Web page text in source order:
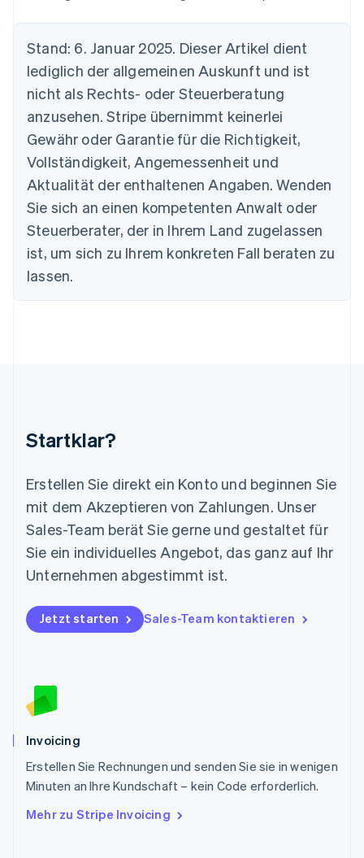
Stand: 6. Januar 2025. Dieser Artikel dient
lediglich der allgemeinen Auskunft und ist
nicht als Rechts- oder Steuerberatung
anzusehen. Stripe übernimmt keinerlei
Gewähr oder Garantie für die Richtigkeit,
Vollständigkeit, Angemessenheit und
Aktualität der enthaltenen Angaben. Wenden
Sie sich an einen kompetenten Anwalt oder
Steuerberater, der in Ihrem Land zugelassen
ist, um sich zu Ihrem konkreten Fall beraten zu
lassen.
Startklar?
Erstellen Sie direkt ein Konto und beginnen Sie
mit dem Akzeptieren von Zahlungen. Unser
Sales-Team berät Sie gerne und gestaltet für
Sie ein individuelles Angebot, das ganz auf Ihr
Unternehmen abgestimmt ist.
Jetzt starten Sales-Team kontaktieren
Invoicing
Erstellen Sie Rechnungen und senden Sie sie in wenigen
Minuten an Ihre Kundschaft – kein Code erforderlich.
Mehr zu Stripe Invoicing
Indien
English
Irland
English
Italien
Japan
日本語 English
Kanada
English Français
Kroatien
English Italiano
English
Liechtenstein
Litauen
English
Español English
Niederlande
NederlandsEnglish
English
Österreich
Deutsch
Polen
Portugal
PortuguêsEnglish
Schweden
Schweiz
Singapur
English简体中文
Slowakei
Slowenien